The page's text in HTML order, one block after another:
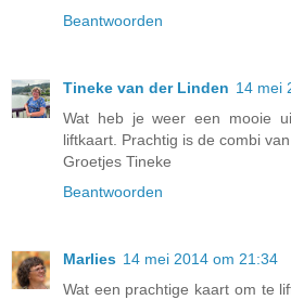
Beantwoorden
Tineke van der Linden 14 mei
Wat heb je weer een mooie
liftkaart. Prachtig is de combi
Groetjes Tineke
Beantwoorden
Marlies 14 mei 2014 om 21:34
Wat een prachtige kaart om te